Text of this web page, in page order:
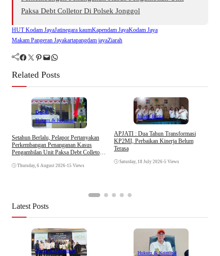
Paksa Debt Colletor Di Polsek Jonggol
HUT Kodam JayaJatinegara kaumKapendam JayaKodam Jaya
Makam Pangeran Jayakartapangdam jayaZiarah
Facebook Twitter Pinterest Mail WhatsApp
Related Posts
Daerah
Hukum & Kriminal
Setahun Berlalu, Pelapor Pertanyakan
Perkembangan Penanganan Kasus
Pengambilan Unit Paksa Debt Colletor
Thursday, 6 August 2026•15 Views
Indeks Berita
APJATI : Dua Tahun Transformasi
KP2MI, Perbaikan Kinerja Belum
Terasa
Saturday, 18 July 2026•5 Views
Latest Posts
Tokoh & Organisasi Hukum & Kriminal